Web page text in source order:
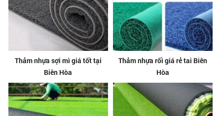
Thảm nhựa sợi mì giá tốt tại
Biên Hòa
Thảm nhựa rối giá rẻ tai Biên
Hòa